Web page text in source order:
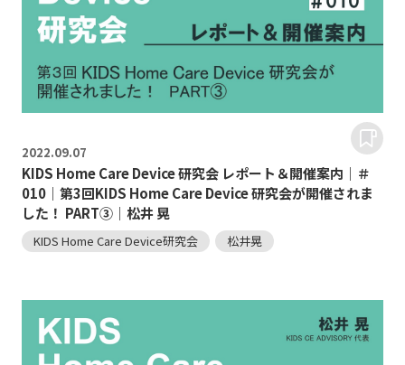
2022.09.07
KIDS Home Care Device 研究会 レポート＆開催案内｜＃
010｜第3回KIDS Home Care Device 研究会が開催されま
した！ PART③｜松井 晃
KIDS Home Care Device研究会 松井晃